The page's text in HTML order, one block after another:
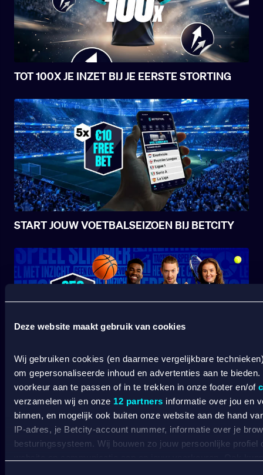
Deze website maakt gebruik van cookies
Wij gebruiken cookies (en daarmee vergelijkbare
om gepersonaliseerde inhoud en advertenties aan te
voorkeur aan te passen of in te trekken in onze footer en/of
verzamelen wij en onze 12 partners informatie over jou en
binnen, en mogelijk ook buiten onze website aan de hand
IP-adres, je Betcity-account nummer, informatie over je
besturingssysteem. Wij bouwen zo jouw persoonlijke profiel
TOT 100X JE INZET BIJ JE EERSTE STORTING
START JOUW VOETBALSEIZOEN BIJ BETCITY
SPORT WELKOMSTBONUS
Wat kost gokken jou? Stop op tijd. 18+
VERANTWOORD